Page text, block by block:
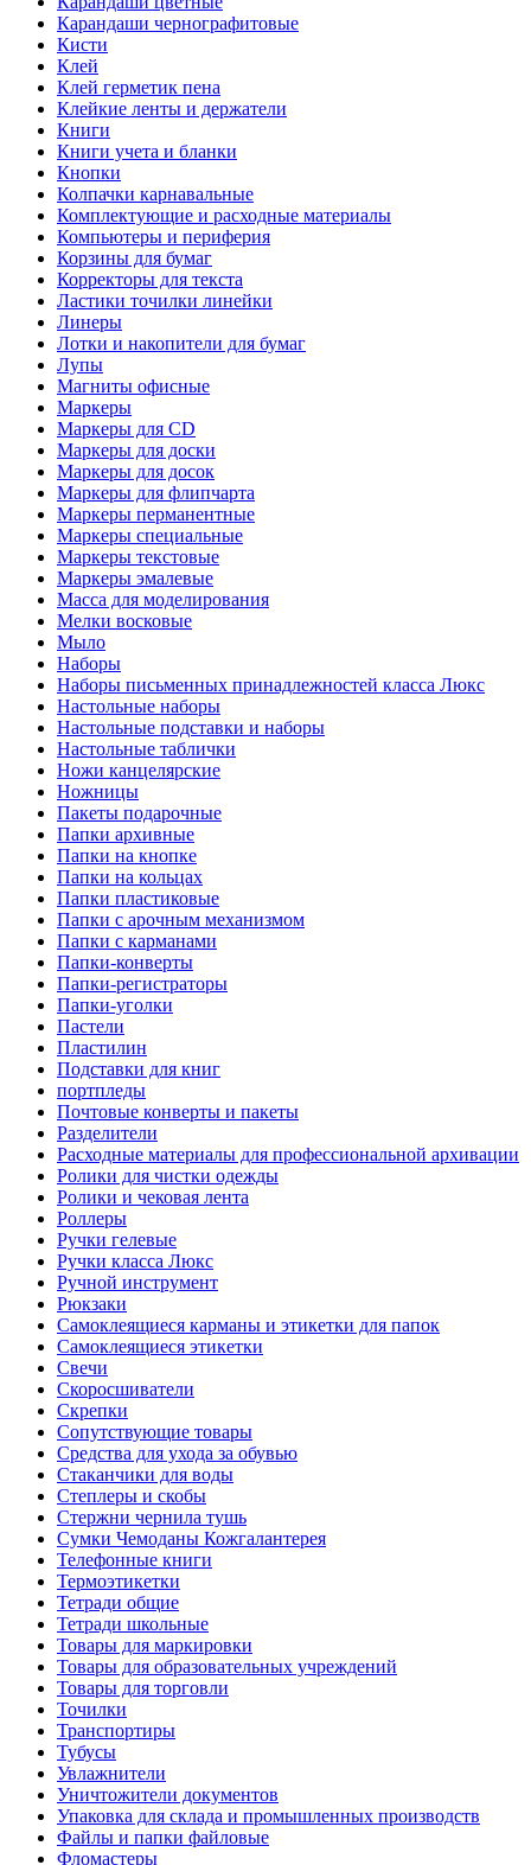
Карандаши чернографитовые
Кисти
Клей
Клей герметик пена
Клейкие ленты и держатели
Книги
Книги учета и бланки
Кнопки
Колпачки карнавальные
Комплектующие и расходные материалы
Компьютеры и периферия
Корзины для бумаг
Корректоры для текста
Ластики точилки линейки
Линеры
Лотки и накопители для бумаг
Лупы
Магниты офисные
Маркеры
Маркеры для CD
Маркеры для доски
Маркеры для досок
Маркеры для флипчарта
Маркеры перманентные
Маркеры специальные
Маркеры текстовые
Маркеры эмалевые
Масса для моделирования
Мелки восковые
Мыло
Наборы
Наборы письменных принадлежностей класса Люкс
Настольные наборы
Настольные подставки и наборы
Настольные таблички
Ножи канцелярские
Ножницы
Пакеты подарочные
Папки архивные
Папки на кнопке
Папки на кольцах
Папки пластиковые
Папки с арочным механизмом
Папки с карманами
Папки-конверты
Папки-регистраторы
Папки-уголки
Пастели
Пластилин
Подставки для книг
портпледы
Почтовые конверты и пакеты
Разделители
Расходные материалы для профессиональной архивации
Ролики для чистки одежды
Ролики и чековая лента
Роллеры
Ручки гелевые
Ручки класса Люкс
Ручной инструмент
Рюкзаки
Самоклеящиеся карманы и этикетки для папок
Самоклеящиеся этикетки
Свечи
Скоросшиватели
Скрепки
Сопутствующие товары
Средства для ухода за обувью
Стаканчики для воды
Степлеры и скобы
Стержни чернила тушь
Сумки Чемоданы Кожгалантерея
Телефонные книги
Термоэтикетки
Тетради общие
Тетради школьные
Товары для маркировки
Товары для образовательных учреждений
Товары для торговли
Точилки
Транспортиры
Тубусы
Увлажнители
Уничтожители документов
Упаковка для склада и промышленных производств
Файлы и папки файловые
Фломастеры